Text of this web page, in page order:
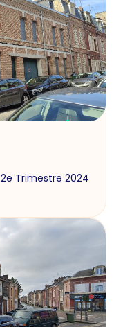
2e Trimestre 2024